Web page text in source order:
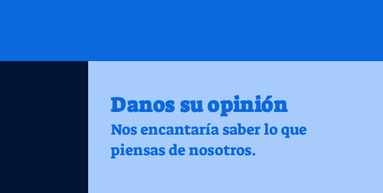
Danos su opinión
Nos encantaría saber lo que
piensas de nosotros.